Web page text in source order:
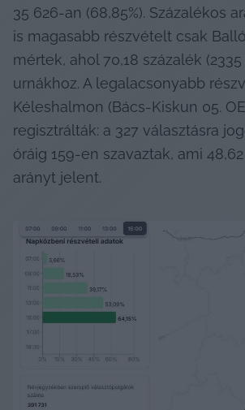
35 626-an (68,85%). Százalékos
is magasabb részvételt csak
mértek, ahol 70,18 százalék
urnákhoz. A legalacsonyabb
Kéleshalmon (Bács-Kiskun 05.
regisztrálták: a 327 választásra
óráig 159-en szavaztak, ami
arányt jelent.